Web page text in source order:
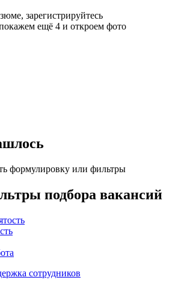
зарегистрируйтесь
ещё 4 и откроем фото
формулировку или фильтры
подбора вакансий
сотрудников